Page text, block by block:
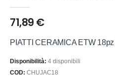
71,89 €
PIATTI CERAMICA ETW
Disponibilità: 4 disponibili
COD: CHUJAC18